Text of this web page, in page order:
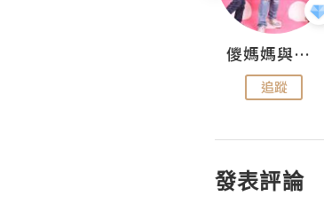
儍媽媽與兩隻小魔怪之家
追蹤
發表評論